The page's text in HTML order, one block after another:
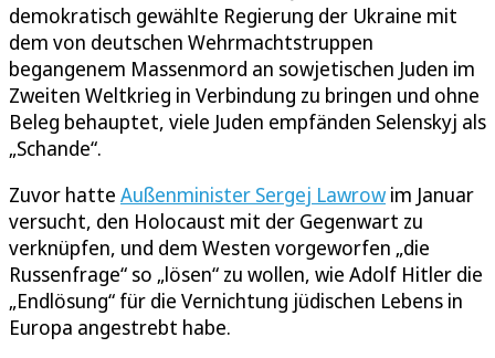
demokratisch gewählte Regierung der Ukraine mit
dem von deutschen Wehrmachtstruppen
begangenem Massenmord an sowjetischen Juden im
Zweiten Weltkrieg in Verbindung zu bringen und ohne
Beleg behauptet, viele Juden empfänden Selenskyj als
„Schande“.
Zuvor hatte Außenminister Sergej Lawrow im Januar
versucht, den Holocaust mit der Gegenwart zu
verknüpfen, und dem Westen vorgeworfen „die
Russenfrage“ so „lösen“ zu wollen, wie Adolf Hitler die
„Endlösung“ für die Vernichtung jüdischen Lebens in
Europa angestrebt habe.